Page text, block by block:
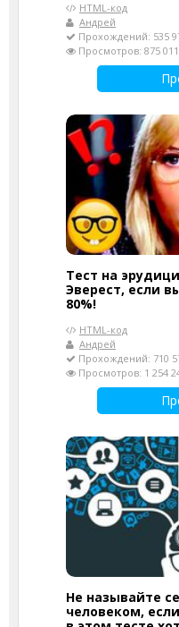
HTML-код
Андрей
Прохождений: 535
Просмотров: 875
Тест на
Эверест, если
80%!
HTML-код
Андрей
Прохождений: 710
Просмотров: 1 254
Не называйте
человеком,